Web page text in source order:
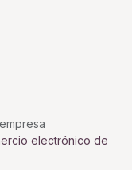
electrónico de